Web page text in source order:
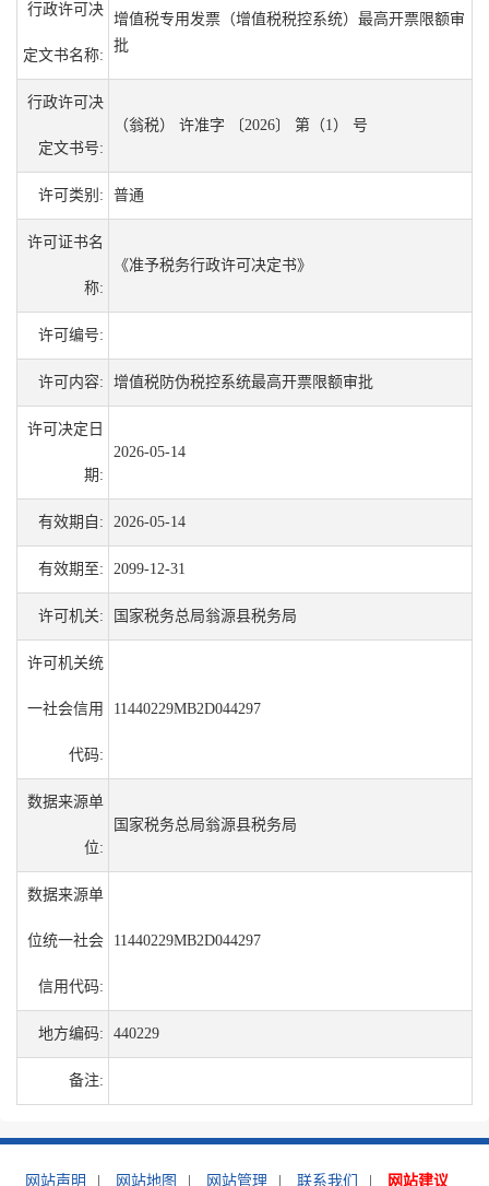
行政许可决
定文书名称:
增值税专用发票（增值税税控系统）最高开票限额审
批
行政许可决
定文书号:
（翁税） 许准字 〔2026〕 第（1） 号
许可类别: 普通
许可证书名
称:
《准予税务行政许可决定书》
许可编号:
许可内容: 增值税防伪税控系统最高开票限额审批
许可决定日
期:
2026-05-14
有效期自: 2026-05-14
有效期至: 2099-12-31
许可机关: 国家税务总局翁源县税务局
许可机关统
一社会信用
代码:
11440229MB2D044297
数据来源单
位:
国家税务总局翁源县税务局
数据来源单
位统一社会
信用代码:
11440229MB2D044297
地方编码: 440229
备注:
网站声明 网站地图 网站管理 联系我们 网站建议